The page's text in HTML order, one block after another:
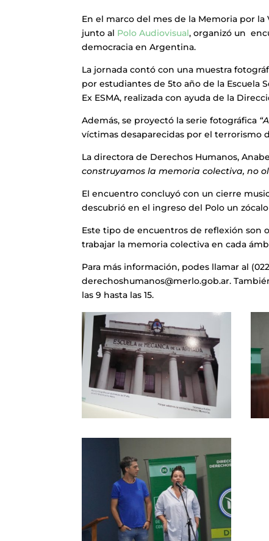
En el marco del mes de la Memoria por la
junto al Polo Audiovisual, organizó un
democracia en Argentina.
La jornada contó con una muestra
por estudiantes de 5to año de la Escuela
Ex ESMA, realizada con ayuda de la
Además, se proyectó la serie fotográfica
víctimas desaparecidas por el terrorismo
La directora de Derechos Humanos,
construyamos la memoria colectiva, no
El encuentro concluyó con un cierre
descubrió en el ingreso del Polo un
Este tipo de encuentros de reflexión son
trabajar la memoria colectiva en cada
Para más información, podes llamar al
derechoshumanos@merlo.gob.ar.
las 9 hasta las 15.